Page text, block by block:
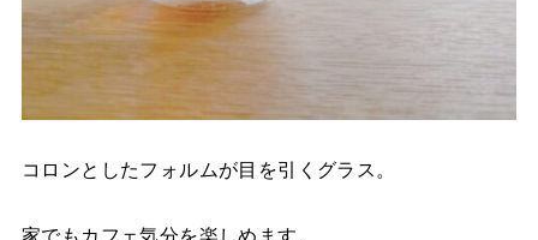
コロンとしたフォルムが目を引くグラス。
家でもカフェ気分を楽しめます。